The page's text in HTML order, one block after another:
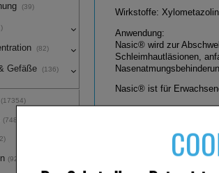
Wirkstoffe:
Anwendung:
Nasic® wird zur
Schleimhautläsionen,
Nasic® ist für
Warengruppe
(39)
(82)
Gefäße (136)
(17354)
(748)
(92)